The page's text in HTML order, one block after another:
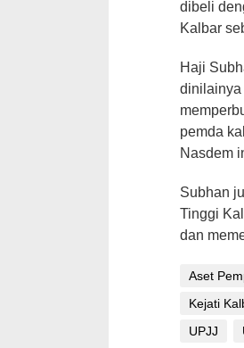
dibeli
Kalbar
Haji
dinilainya
pemda
Nasdem
Subhan
Tinggi
dan
Aset
Kejati
UPJJ